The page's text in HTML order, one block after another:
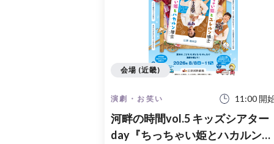
演劇・お笑い 11:00 開
河畔の時間vol.5 キッズシアター
day『ちっちゃい姫とハカルン博
会場 (近畿)